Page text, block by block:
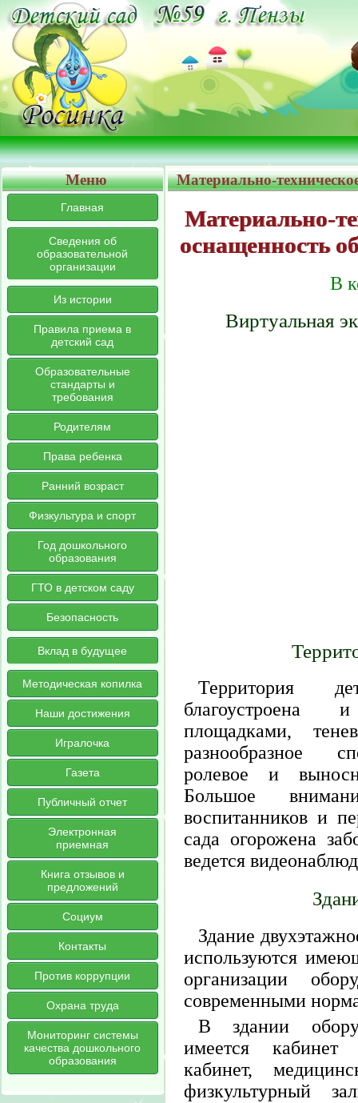
Меню
Главная
Сведения об
образовательной
организации
Из истории
Правила приема в
детский сад
Образовательные
стандарты и
требования
Родителям
Права ребенка
Ранний возраст
Физкультура и спорт
Год дошкольного
образования
ГТО в детском саду
Безопасность
Вклад в будущее
Методическая копилка
Наши достижения
Игралочка
Газета
Публичный отчет
Электронная
приемная
Книга отзывов и
предложений
Социум
Контакты
Против коррупции
Охрана труда
Мониторинг системы
качества дошкольного
образования
Материально-
Материально-
оснащенность
В
Виртуальная
Территория
благоустроена
площадками,
разнообразное
ролевое и
Большое
воспитанников и
сада огорожена
ведется
Здание
используются
организации
современными
В здании
имеется кабинет
кабинет,
физкультурный